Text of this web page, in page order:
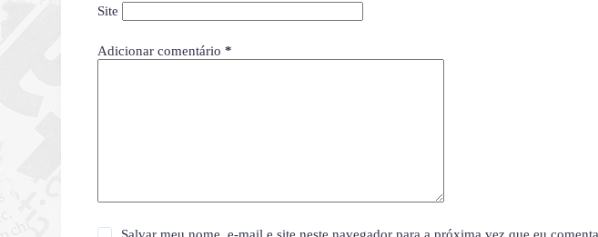
Site
Adicionar comentário *
Salvar meu nome, e-mail e site neste navegador para a próxima vez que eu